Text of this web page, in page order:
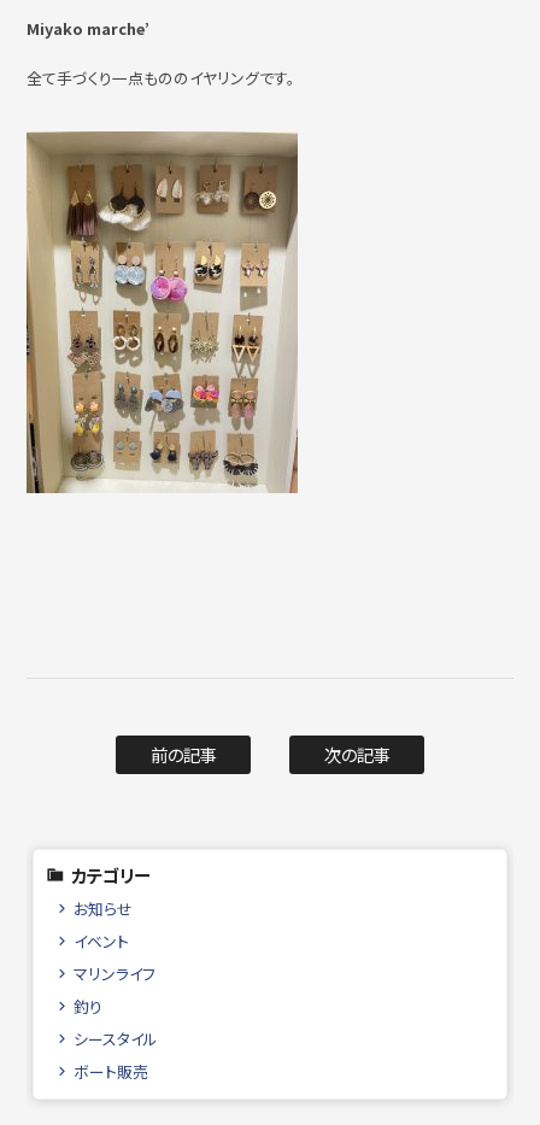
Miyako marche’
全て手づくり一点もののイヤリングです。
前の記事 次の記事
カテゴリー
お知らせ
イベント
マリンライフ
釣り
シースタイル
ボート販売